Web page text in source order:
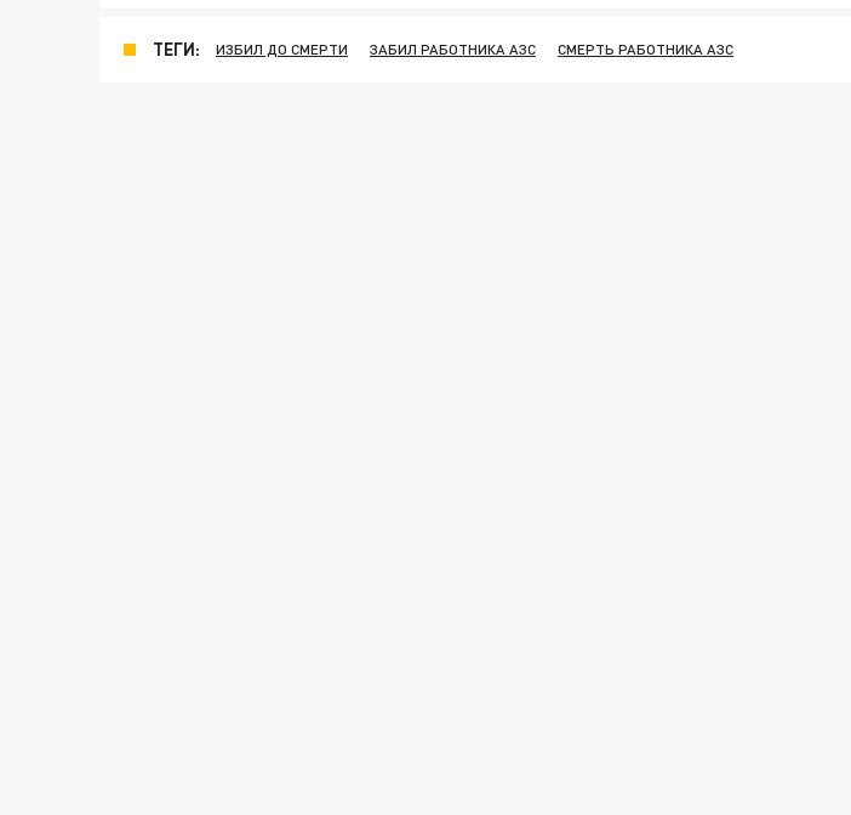
ТЕГИ: ИЗБИЛ ДО СМЕРТИ ЗАБИЛ РАБОТНИКА АЗС СМЕРТЬ РАБОТНИКА АЗС